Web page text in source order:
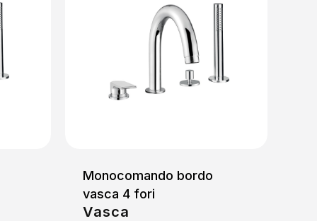
Monocomando bordo
vasca 4 fori
Vasca